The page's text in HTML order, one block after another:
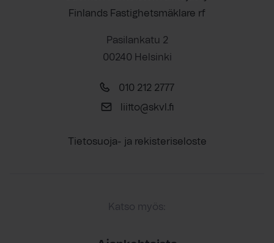
Finlands Fastighetsmäklare rf
Pasilankatu 2
00240 Helsinki
010 212 2777
liitto@skvl.fi
Tietosuoja- ja rekisteriseloste
Katso myös: